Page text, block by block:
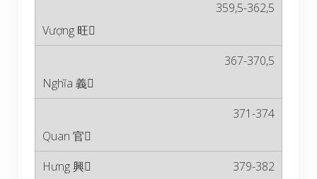
359,5-362,5
367-370,5
371-374
379-382